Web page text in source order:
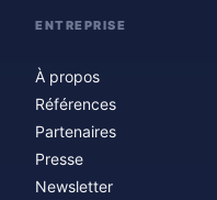
ENTREPRISE
À propos
Références
Partenaires
Presse
Newsletter